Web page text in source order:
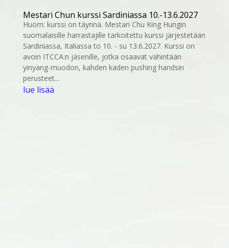
Mestari Chun kurssi Sardiniassa 10.-13.6.2027
Huom: kurssi on täynnä. Mestari Chu King Hungin
suomalaisille harrastajille tarkoitettu kurssi järjestetään
Sardiniassa, Italiassa to 10. - su 13.6.2027. Kurssi on
avoin ITCCA:n jäsenille, jotka osaavat vähintään
yinyang-muodon, kahden käden pushing handsin
perusteet...
lue lisää